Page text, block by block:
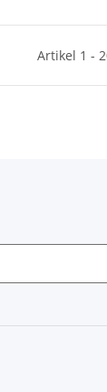
Artikel 1 -